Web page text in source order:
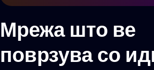
Мрежа што ве
поврзува со